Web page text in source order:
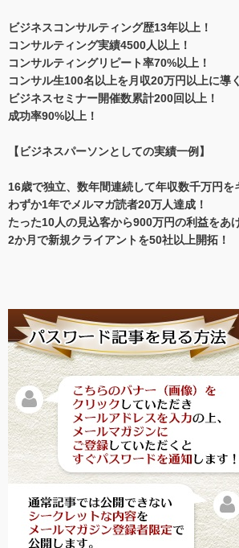
ビジネスコンサルティング歴13年以上！
コンサルティング実績4500人以上！
コンサルティングリピート率70%以上！
コンサル生100名以上を月収20万円以上に導
ビジネスセミナー開催数累計200回以上！
成功率90%以上！
【ビジネスパーソンとしての実績一例】
16歳で独立、数年間連続して年収数千万円を
わずか1年でメルマガ読者20万人達成！
たった10人の見込客から900万円の利益をあ
2か月で新規クライアントを50社以上開拓！